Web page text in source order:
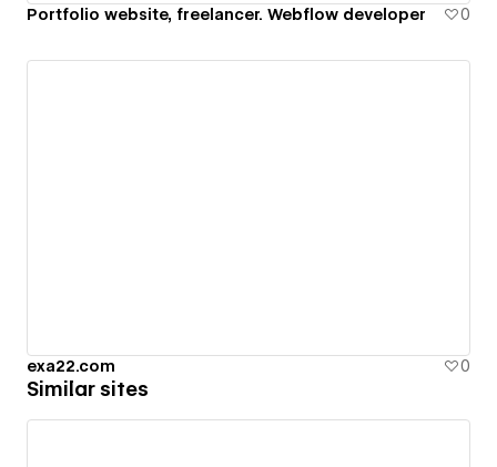
Portfolio website, freelancer. Webflow developer 0
exa22.com 0
Similar sites